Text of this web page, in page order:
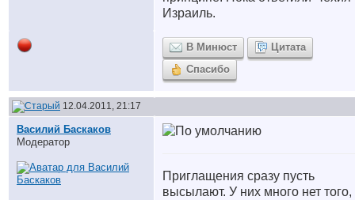
Израиль.
В Минюст
Цитата
Спасибо
12.04.2011, 21:17
Василий Баскаков
Модератор
Приглащения сразу пусть
высылают. У них много нет того,